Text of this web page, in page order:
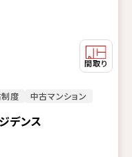
度 中古マンション
デンス